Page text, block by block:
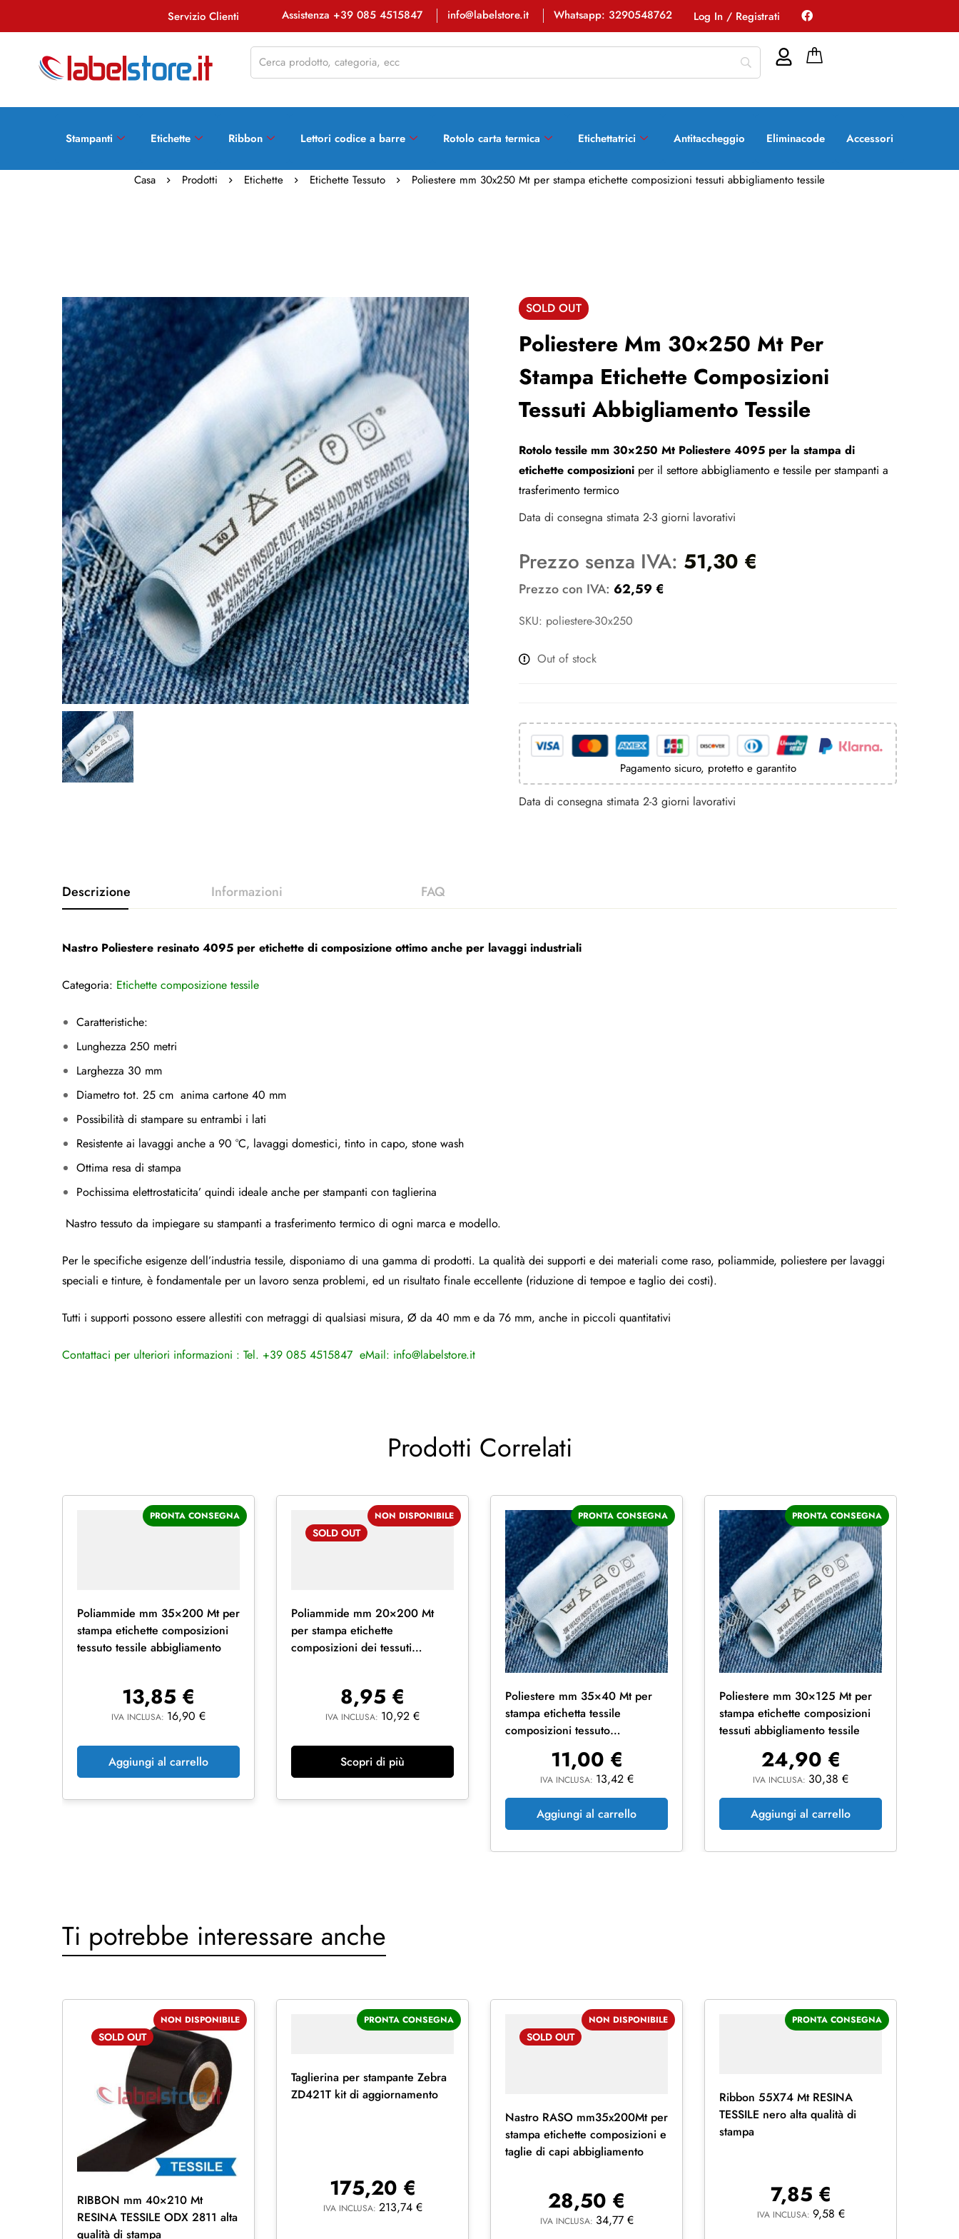
Servizio Clienti Assistenza +39 085 4515847 info@labelstore.it Whatsapp: 3290548762 Log In / Registrati
Stampanti Etichette Ribbon Lettori codice a barre Rotolo carta termica Etichettatrici Antitaccheggio Eliminacode Accessori
Casa Prodotti Etichette Etichette Tessuto Poliestere mm 30x250 Mt per stampa etichette composizioni tessuti abbigliamento tessile
SOLD OUT
Poliestere Mm 30×250 Mt Per
Stampa Etichette Composizioni
Tessuti Abbigliamento Tessile
Rotolo tessile mm 30×250 Mt Poliestere 4095 per la stampa di
etichette composizioni per il settore abbigliamento e tessile per stampanti a
trasferimento termico
Data di consegna stimata 2-3 giorni lavorativi
Prezzo con IVA: 62,59€
Prezzo senza IVA: 51,30 €
SKU: poliestere-30x250
Out of stock
Pagamento sicuro, protetto e garantito
Data di consegna stimata 2-3 giorni lavorativi
Nastro Poliestere resinato 4095 per etichette di composizione ottimo anche per lavaggi industriali
Categoria: Etichette composizione tessile
Caratteristiche:
Lunghezza 250 metri
Larghezza 30 mm
Diametro tot. 25 cm anima cartone 40 mm
Possibilità di stampare su entrambi i lati
Resistente ai lavaggi anche a 90 °C, lavaggi domestici, tinto in capo, stone wash
Ottima resa di stampa
Pochissima elettrostaticita’ quindi ideale anche per stampanti con taglierina
Nastro tessuto da impiegare su stampanti a trasferimento termico di ogni marca e modello.
Per le specifiche esigenze dell’industria tessile, disponiamo di una gamma di prodotti. La qualità dei supporti e dei materiali come raso, poliammide, poliestere per lavaggi
speciali e tinture, è fondamentale per un lavoro senza problemi, ed un risultato finale eccellente (riduzione di tempoe e taglio dei costi).
Tutti i supporti possono essere allestiti con metraggi di qualsiasi misura, Ø da 40 mm e da 76 mm, anche in piccoli quantitativi
Contattaci per ulteriori informazioni : Tel. +39 085 4515847 eMail: info@labelstore.it
Prodotti Correlati
PRONTA CONSEGNA
Poliammide mm 35×200 Mt per
stampa etichette composizioni
tessuto tessile abbigliamento
13,85 €
IVA INCLUSA: 16,90 €
Aggiungi al carrello
SOLD OUT
NON DISPONIBILE
Poliammide mm 20×200 Mt
per stampa etichette
composizioni dei tessuti
8,95 €
IVA INCLUSA: 10,92 €
Scopri di più
PRONTA CONSEGNA
Poliestere mm 35×40 Mt per
stampa etichetta tessile
composizioni tessuto
11,00 €
IVA INCLUSA: 13,42 €
Aggiungi al carrello
PRONTA CONSEGNA
Poliestere mm 30×125 Mt per
stampa etichette composizioni
tessuti abbigliamento tessile
24,90 €
IVA INCLUSA: 30,38 €
Aggiungi al carrello
Ti potrebbe interessare anche
SOLD OUT
NON DISPONIBILE
RIBBON mm 40×210 Mt
RESINA TESSILE ODX 2811 alta
qualità di stampa
PRONTA CONSEGNA
Taglierina per stampante Zebra
ZD421T kit di aggiornamento
175,20 €
IVA INCLUSA: 213,74 €
SOLD OUT
NON DISPONIBILE
Nastro RASO mm35x200Mt per
stampa etichette composizioni e
taglie di capi abbigliamento
28,50 €
IVA INCLUSA: 34,77 €
PRONTA CONSEGNA
Ribbon 55X74 Mt RESINA
TESSILE nero alta qualità di
stampa
7,85 €
IVA INCLUSA: 9,58 €